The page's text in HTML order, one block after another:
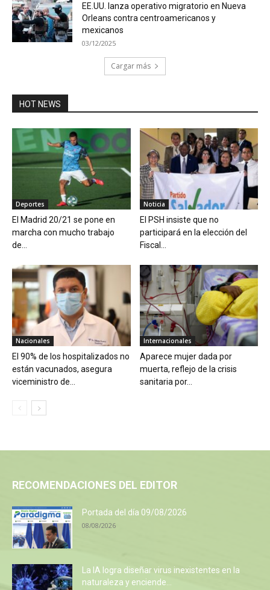
EE.UU. lanza operativo migratorio en Nueva
Orleans contra centroamericanos y
mexicanos
03/12/2025
Cargar más
HOT NEWS
Deportes
El Madrid 20/21 se pone en
marcha con mucho trabajo
de...
Noticia
El PSH insiste que no
participará en la elección del
Fiscal...
Nacionales
El 90% de los hospitalizados no
están vacunados, asegura
viceministro de...
Internacionales
Aparece mujer dada por
muerta, reflejo de la crisis
sanitaria por...
RECOMENDACIONES DEL EDITOR
Portada del día 09/08/2026
08/08/2026
La IA logra diseñar virus inexistentes en la
naturaleza y enciende...